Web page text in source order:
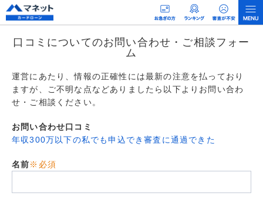
口コミについてのお問い合わせ・ご相談フォー
ム
運営にあたり、情報の正確性には最新の注意を払っており
ますが、ご不明な点などありましたら以下よりお問い合わ
せ・ご相談ください。
お問い合わせ口コミ
年収300万以下の私でも申込でき審査に通過できた
名前※必須